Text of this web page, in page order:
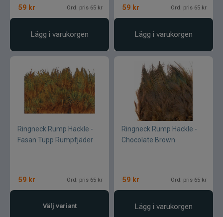
59 kr Ord. pris 65 kr
Lägg i varukorgen
59 kr Ord. pris 65 kr
Lägg i varukorgen
Ringneck Rump Hackle -
Fasan Tupp Rumpfjäder
59 kr Ord. pris 65 kr
Välj variant
Ringneck Rump Hackle -
Chocolate Brown
59 kr Ord. pris 65 kr
Lägg i varukorgen